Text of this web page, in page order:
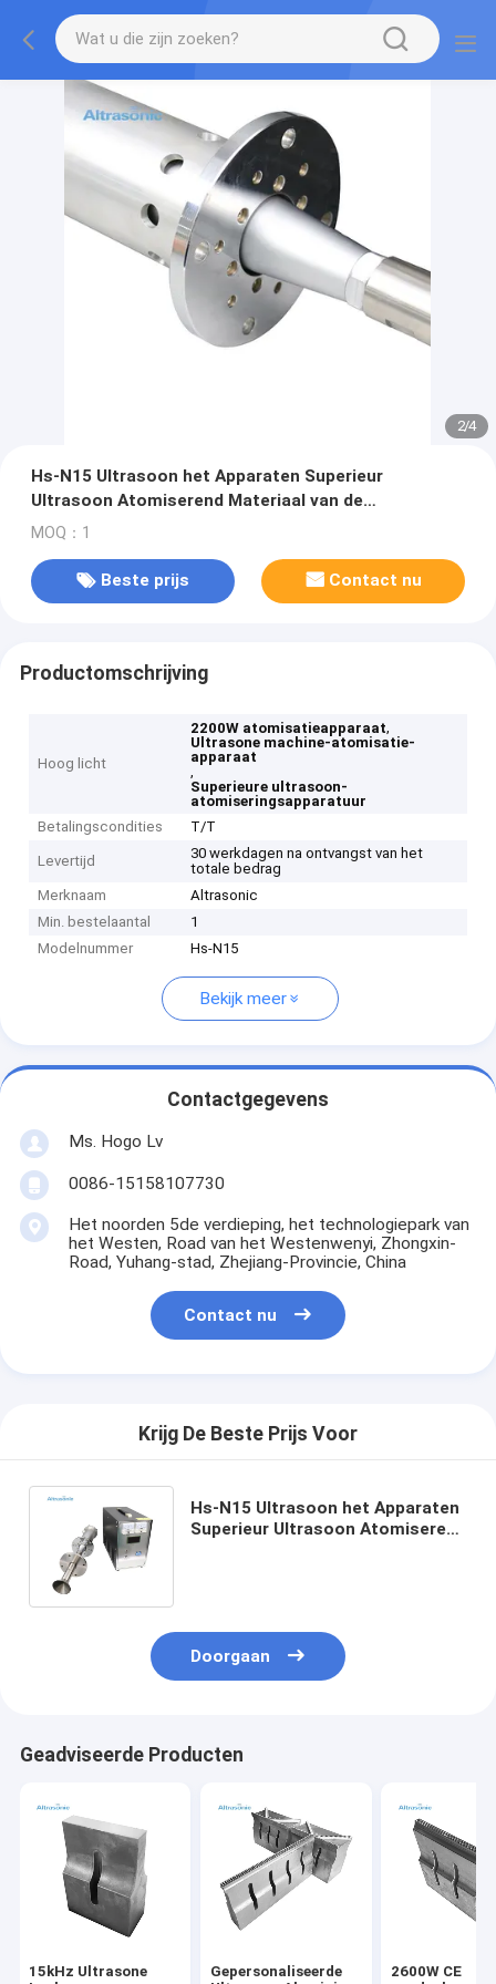
2/4
Hs-N15 Ultrasoon het Apparaten Superieur
Ultrasoon Atomiserend Materiaal van de
Machineatomisering
MOQ：1
Beste prijs Contact nu
Productomschrijving
Hoog licht
2200W atomisatieapparaat,
Ultrasone machine-atomisatie-
apparaat
,
Superieure ultrasoon-
atomiseringsapparatuur
Betalingscondities
T/T
Levertijd
30 werkdagen na ontvangst van het
totale bedrag
Merknaam
Altrasonic
Min. bestelaantal
1
Modelnummer
Hs-N15
Bekijk meer
Contactgegevens
Ms. Hogo Lv
0086-15158107730
Het noorden 5de verdieping, het technologiepark van
het Westen, Road van het Westenwenyi, Zhongxin-
Road, Yuhang-stad, Zhejiang-Provincie, China
Contact nu
Krijg De Beste Prijs Voor
Hs-N15 Ultrasoon het Apparaten
Superieur Ultrasoon Atomiserend
Doorgaan
Geadviseerde Producten
15kHz Ultrasone
Gepersonaliseerde
2600W CE